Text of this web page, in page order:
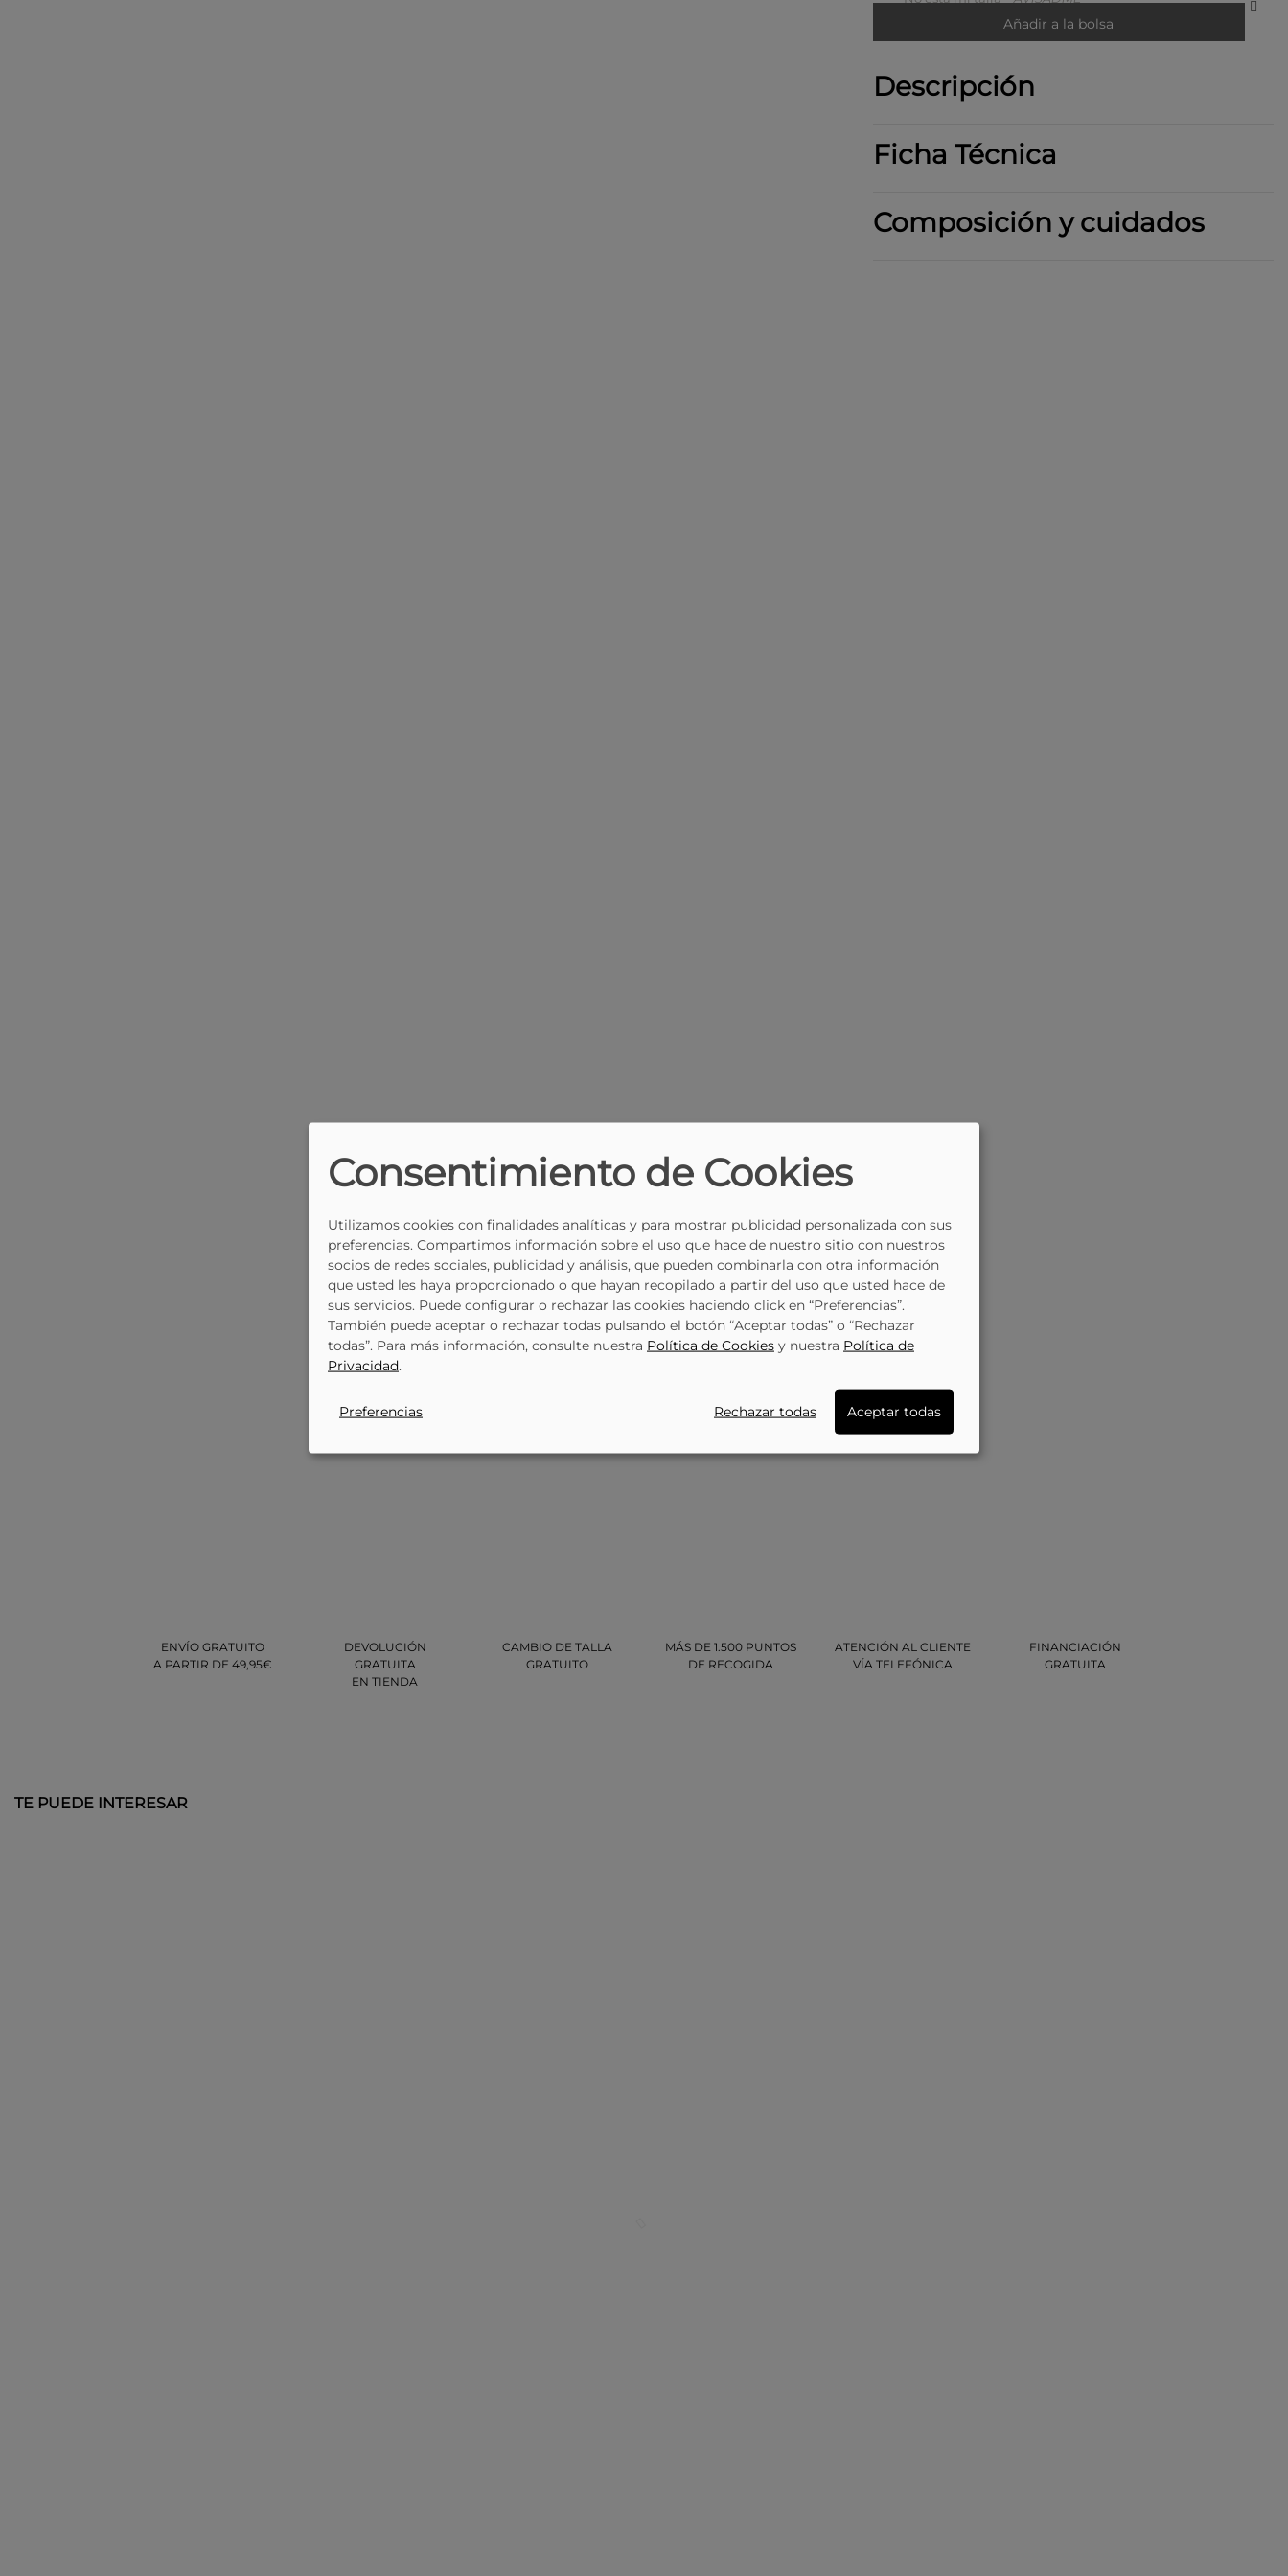
Añadir a la bolsa
Descripción
Ficha Técnica
Composición y cuidados
ENVÍO GRATUITO
A PARTIR DE 49,95€
DEVOLUCIÓN
GRATUITA
EN TIENDA
CAMBIO DE TALLA
GRATUITO
MÁS DE 1.500 PUNTOS
DE RECOGIDA
ATENCIÓN AL CLIENTE
VÍA TELEFÓNICA
FINANCIACIÓN
GRATUITA
TE PUEDE INTERESAR
Consentimiento de Cookies
Utilizamos cookies con finalidades analíticas y para mostrar publicidad personalizada con sus
preferencias. Compartimos información sobre el uso que hace de nuestro sitio con nuestros
socios de redes sociales, publicidad y análisis, que pueden combinarla con otra información
que usted les haya proporcionado o que hayan recopilado a partir del uso que usted hace de
sus servicios. Puede configurar o rechazar las cookies haciendo click en “Preferencias”.
También puede aceptar o rechazar todas pulsando el botón “Aceptar todas” o “Rechazar
todas”. Para más información, consulte nuestra Política de Cookies y nuestra Política de
Privacidad.
Preferencias Rechazar todas Aceptar todas